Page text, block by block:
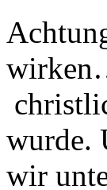
wurde.
wir